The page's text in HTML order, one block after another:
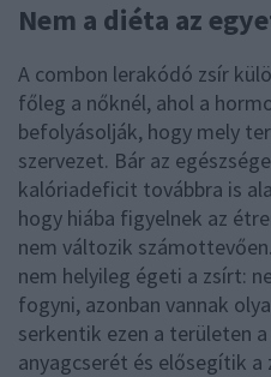
Nem a diéta az
A combon lerakódó zsír
főleg a nőknél, ahol a
befolyásolják, hogy mely
szervezet. Bár az
kalóriadeficit továbbra is
hogy hiába figyelnek az
nem változik
nem helyileg égeti a zsírt:
fogyni, azonban vannak
serkentik ezen a területen
anyagcserét és elősegítik